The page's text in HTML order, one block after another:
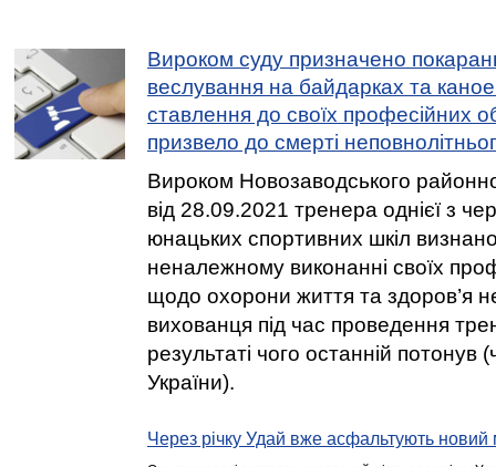
Вироком суду призначено
веслування на байдарках та
ставлення до своїх професійних
призвело до смерті
Вироком Новозаводського
від 28.09.2021 тренера однієї з
юнацьких спортивних шкіл
неналежному виконанні своїх
щодо охорони життя та здоров’я
вихованця під час проведення
результаті чого останній потонув
України).
Через річку Удай вже асфальтують новий